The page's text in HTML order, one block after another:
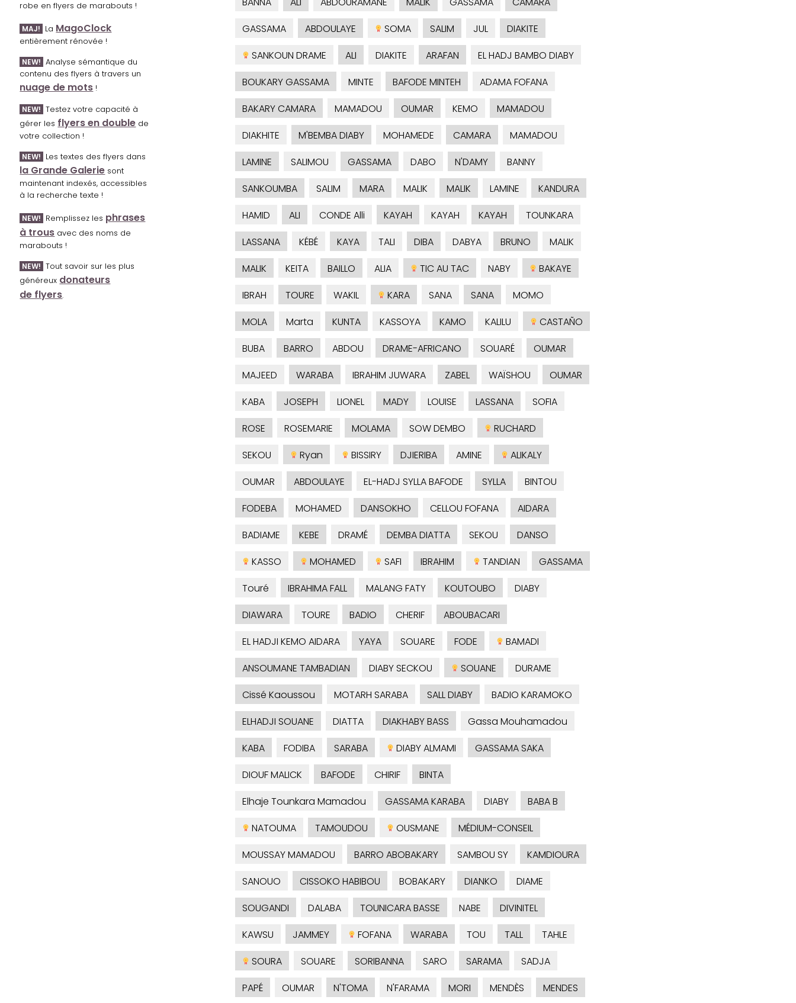
robe en flyers de marabouts !
MAJ! La MagoClock
entièrement rénovée !
NEW! Analyse sémantique du
contenu des flyers à travers un
nuage de mots !
NEW! Testez votre capacité à
gérer les flyers en double de
votre collection !
NEW! Les textes des flyers dans
la Grande Galerie sont
maintenant indexés, accessibles
à la recherche texte !
NEW! Remplissez les phrases
à trous avec des noms de
marabouts !
NEW! Tout savoir sur les plus
généreux donateurs
de flyers.
GASSAMA
ABDOULAYE SOMA SALIM JUL
DIAKITE
SANKOUN DRAME
ALI DIAKITE ARAFAN
EL HADJ BAMBO DIABY
BOUKARY GASSAMA
MINTE BAFODE MINTEH
ADAMA FOFANA
BAKARY CAMARA
MAMADOU OUMAR KEMO
MAMADOU
DIAKHITE
M'BEMBA DIABY MOHAMEDE CAMARA
MAMADOU
LAMINE
SALIMOU GASSAMA DABO N'DAMY
BANNY
SANKOUMBA
SALIM MARA MALIK MALIK LAMINE
KANDURA
HAMID
ALI CONDE Alli KAYAH KAYAH KAYAH
TOUNKARA
LASSANA
KÉBÉ KAYA TALI DIBA DABYA BRUNO
MALIK
MALIK
KEITA BAILLO ALIA TIC AU TAC NABY
BAKAYE
IBRAH
TOURE WAKIL KARA SANA SANA
MOMO
MOLA
Marta KUNTA KASSOYA KAMO KALILU
CASTAÑO
BUBA
BARRO ABDOU DRAME-AFRICANO SOUARÉ
OUMAR
MAJEED
WARABA IBRAHIM JUWARA ZABEL WAÏSHOU
OUMAR
KABA
JOSEPH LIONEL MADY LOUISE LASSANA
SOFIA
ROSE
ROSEMARIE MOLAMA SOW DEMBO
RUCHARD
SEKOU
Ryan BISSIRY DJIERIBA AMINE
ALIKALY
OUMAR
ABDOULAYE EL-HADJ SYLLA BAFODE SYLLA
BINTOU
FODEBA
MOHAMED DANSOKHO CELLOU FOFANA
AIDARA
BADIAME
KEBE DRAMÉ DEMBA DIATTA SEKOU
DANSO
KASSO
MOHAMED SAFI IBRAHIM TANDIAN
GASSAMA
Touré
IBRAHIMA FALL MALANG FATY KOUTOUBO
DIABY
DIAWARA
TOURE BADIO CHERIF
ABOUBACARI
EL HADJI KEMO AIDARA
YAYA SOUARE FODE
BAMADI
ANSOUMANE TAMBADIAN
DIABY SECKOU SOUANE
DURAME
Cissé Kaoussou
MOTARH SARABA SALL DIABY
BADIO KARAMOKO
ELHADJI SOUANE
DIATTA DIAKHABY BASS
Gassa Mouhamadou
KABA
FODIBA SARABA DIABY ALMAMI
GASSAMA SAKA
DIOUF MALICK
BAFODE CHIRIF
BINTA
Elhaje Tounkara Mamadou
GASSAMA KARABA DIABY
BABA B
NATOUMA
TAMOUDOU OUSMANE
MÉDIUM-CONSEIL
MOUSSAY MAMADOU
BARRO ABOBAKARY SAMBOU SY
KAMDIOURA
SANOUO
CISSOKO HABIBOU BOBAKARY DIANKO
DIAME
SOUGANDI
DALABA TOUNICARA BASSE NABE
DIVINITEL
KAWSU
JAMMEY FOFANA WARABA TOU TALL
TAHLE
SOURA
SOUARE SORIBANNA SARO SARAMA
SADJA
PAPÉ
OUMAR N'TOMA N'FARAMA MORI MENDÈS
MENDES